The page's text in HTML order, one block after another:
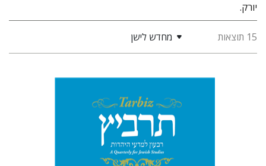
יורק.
15 תוצאות מחדש לישן
רוני גולדשטיין
שרית שלו-עיני
משה הלברטל
שלמה נאה